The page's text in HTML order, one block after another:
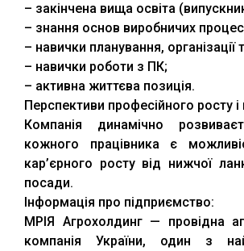
– закінчена вища освіта
– знання основ виробничих
– навички планування, організації
– навички роботи з ПК;
– активна життєва позиція.
Перспективи професійного росту і
Компанія динамічно
кожного працівника є
кар’єрного росту від нижчої
посади.
Інформація про підприємство:
МРІЯ Агрохолдинг — провідна
компанія України, один з